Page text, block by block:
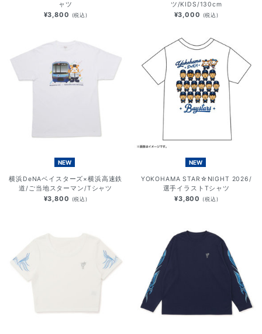
ャツ
¥3,800 (税込)
ツ/KIDS/130cm
¥3,000 (税込)
NEW
横浜DeNAベイスターズ×横浜高速鉄
道/ご当地スターマン/Tシャツ
¥3,800 (税込)
NEW
YOKOHAMA STAR☆NIGHT 2026/
選手イラストTシャツ
¥3,800 (税込)